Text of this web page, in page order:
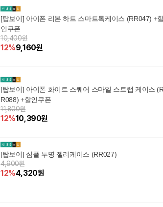
[탑보이] 아이폰 리본 하트 스마트톡케이스 (RR047) +
인쿠폰
10,400원
12%9,160원
[탑보이] 아이폰 화이트 스퀘어 스마일 스트랩 케이스
R088) +할인쿠폰
11,800원
12%10,390원
[탑보이] 심플 투명 젤리케이스 (RR027)
4,900원
12%4,320원